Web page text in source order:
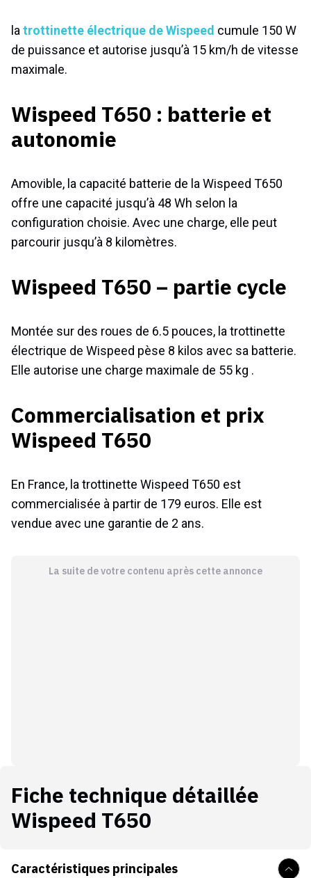
la trottinette électrique de Wispeed cumule 150 W
de puissance et autorise jusqu’à 15 km/h de vitesse
maximale.
Wispeed T650 : batterie et
autonomie
Amovible, la capacité batterie de la Wispeed T650
offre une capacité jusqu’à 48 Wh selon la
configuration choisie. Avec une charge, elle peut
parcourir jusqu’à 8 kilomètres.
Wispeed T650 – partie cycle
Montée sur des roues de 6.5 pouces, la trottinette
électrique de Wispeed pèse 8 kilos avec sa batterie.
Elle autorise une charge maximale de 55 kg .
Commercialisation et prix
Wispeed T650
En France, la trottinette Wispeed T650 est
commercialisée à partir de 179 euros. Elle est
vendue avec une garantie de 2 ans.
La suite de votre contenu après cette annonce
Fiche technique détaillée
Wispeed T650
Caractéristiques principales